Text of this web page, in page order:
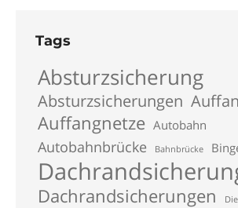
Tags
Absturzsicherung
Absturzsicherungen
Auffangnetze Autobahn
Autobahnbrücke Bahnbrücke
Dachrandsicherungen